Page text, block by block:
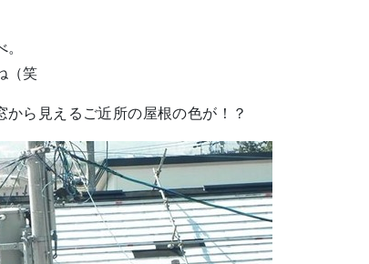
（笑
から見えるご近所の屋根の色が！？